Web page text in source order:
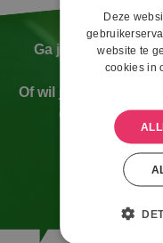
Ga je een OR
Of wil je als
om zo de
Wij
Deze
website te
cookies in